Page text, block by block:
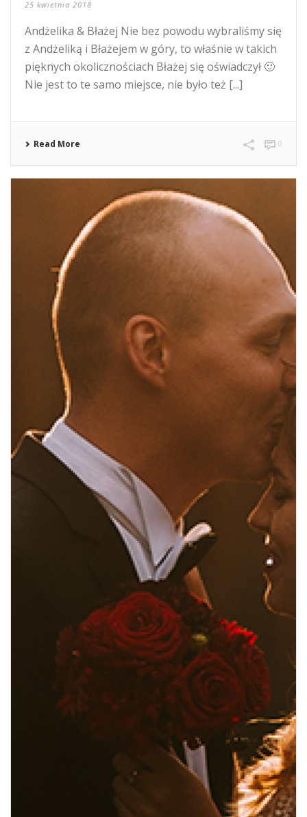
25 kwietnia 2018
Andżelika & Błażej Nie bez powodu wybraliśmy się
z Andżeliką i Błażejem w góry, to właśnie w takich
pięknych okolicznościach Błażej się oświadczył 🙂
Nie jest to te samo miejsce, nie było też [...]
Read More 0